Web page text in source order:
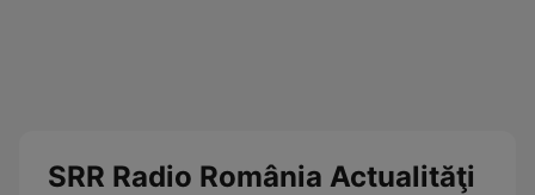
SRR Radio România Actualităţi